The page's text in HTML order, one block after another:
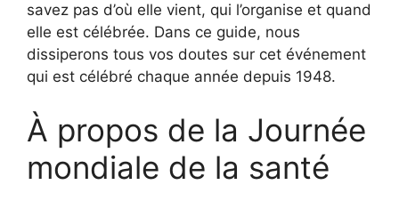
savez pas d’où elle vient, qui l’organise et quand
elle est célébrée. Dans ce guide, nous
dissiperons tous vos doutes sur cet événement
qui est célébré chaque année depuis 1948.
À propos de la Journée
mondiale de la santé